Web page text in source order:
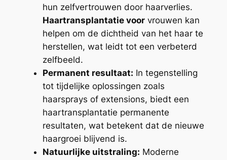
hun zelfvertrouwen door haarverlies.
Haartransplantatie voorvrouwen kan
helpen om de dichtheid van het haar te
herstellen, wat leidt tot een verbeterd
zelfbeeld.
Permanent resultaat: In tegenstelling
tot tijdelijke oplossingen zoals
haarsprays of extensions, biedt een
haartransplantatie permanente
resultaten, wat betekent dat de nieuwe
haargroei blijvend is.
Natuurlijke uitstraling: Moderne